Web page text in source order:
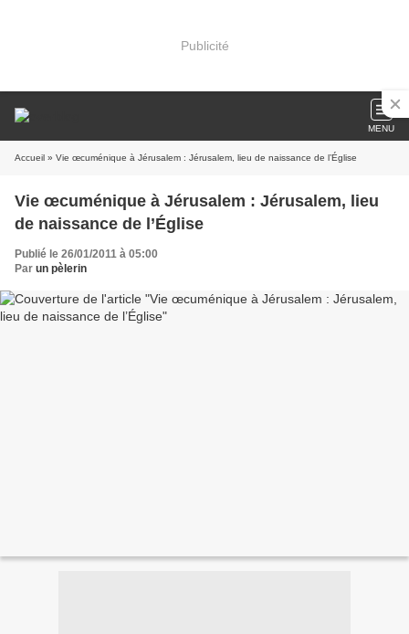
Publicité
MENU
Accueil » Vie œcuménique à Jérusalem : Jérusalem, lieu de naissance de l’Église
Vie œcuménique à Jérusalem : Jérusalem, lieu
de naissance de l’Église
Publié le 26/01/2011 à 05:00
Par un pèlerin